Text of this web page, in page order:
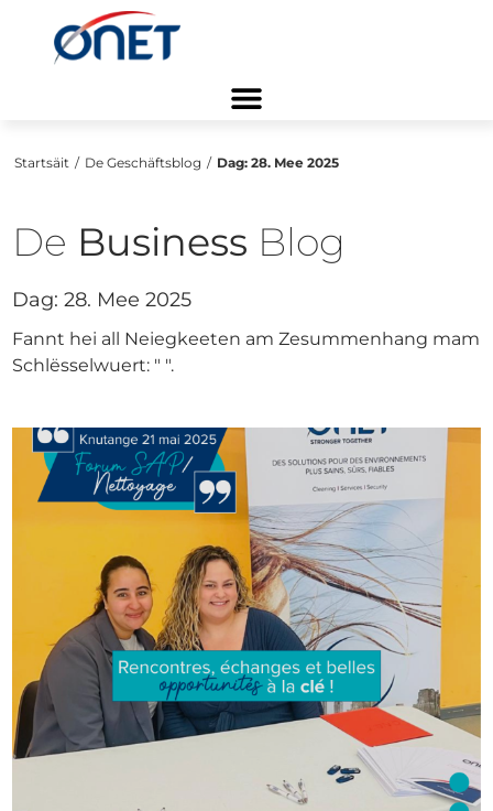
Startsäit / De Geschäftsblog / Dag:28. Mee 2025
De Business Blog
Dag:28. Mee 2025
Fannt hei all Neiegkeeten am Zesummenhang mam
Schlësselwuert: " ".